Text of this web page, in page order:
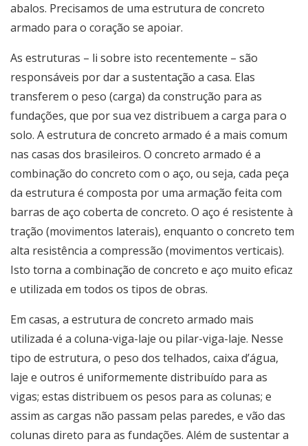
abalos. Precisamos de uma estrutura de concreto
armado para o coração se apoiar.
As estruturas – li sobre isto recentemente – são
responsáveis por dar a sustentação a casa. Elas
transferem o peso (carga) da construção para as
fundações, que por sua vez distribuem a carga para o
solo. A estrutura de concreto armado é a mais comum
nas casas dos brasileiros. O concreto armado é a
combinação do concreto com o aço, ou seja, cada peça
da estrutura é composta por uma armação feita com
barras de aço coberta de concreto. O aço é resistente à
tração (movimentos laterais), enquanto o concreto tem
alta resistência a compressão (movimentos verticais).
Isto torna a combinação de concreto e aço muito eficaz
e utilizada em todos os tipos de obras.
Em casas, a estrutura de concreto armado mais
utilizada é a coluna-viga-laje ou pilar-viga-laje. Nesse
tipo de estrutura, o peso dos telhados, caixa d’água,
laje e outros é uniformemente distribuído para as
vigas; estas distribuem os pesos para as colunas; e
assim as cargas não passam pelas paredes, e vão das
colunas direto para as fundações. Além de sustentar a